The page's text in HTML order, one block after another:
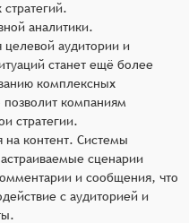
аналитики.
целевой аудитории и
станет ещё более
комплексных
компаниям
стратегии.
на контент. Системы
сценарии
и сообщения, что
с аудиторией и